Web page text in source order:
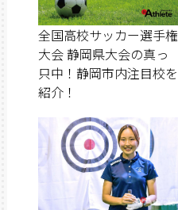
全国高校サッカー選手権
大会 静岡県大会の真っ
只中！静岡市内注目校を
紹介！